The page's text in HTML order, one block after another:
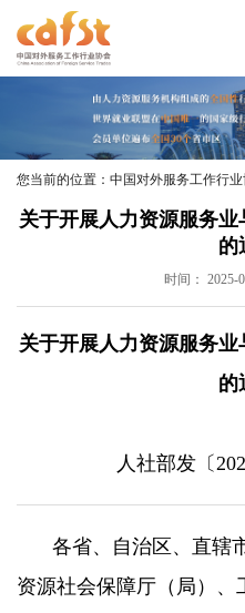
您当前的位置： 中国对外服务工作行
关于开展人力资源服务
的
时间：
关于开展人力资源服务
的
人社部发〔2025
各省、自治区、直辖
资源社会保障厅（局）